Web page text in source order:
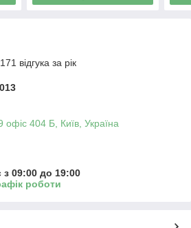
відгука за рік
офіс 404 Б, Київ, Україна
09:00 до 19:00
роботи